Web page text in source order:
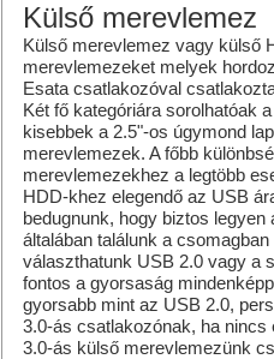
Külső merevlemez
Külső merevlemez vagy külső
merevlemezeket melyek
Esata csatlakozóval
Két fő kategóriára sorolhatóak
kisebbek a 2.5"-os úgymond
merevlemezek. A főbb
merevlemezekhez a legtöbb
HDD-khez elegendő az USB
bedugnunk, hogy biztos
általában találunk a
választhatunk USB 2.0 vagy a
fontos a gyorsaság
gyorsabb mint az USB 2.0,
3.0-ás csatlakozónak, ha
3.0-ás külső merevlemezünk